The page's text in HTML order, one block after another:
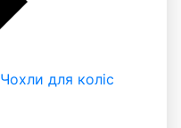
Чохли для коліс